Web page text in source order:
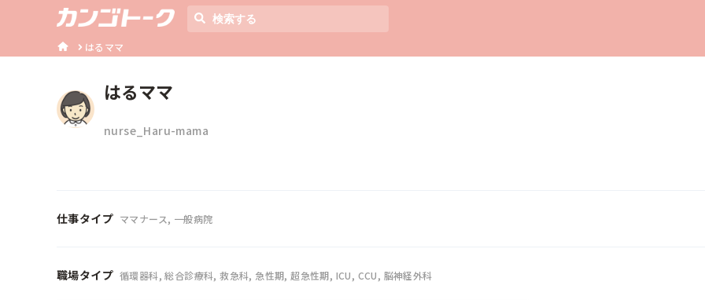
はるママ
はるママ
nurse_Haru-mama
仕事タイプ ママナース, 一般病院
職場タイプ 循環器科, 総合診療科, 救急科, 急性期, 超急性期, ICU, CCU, 脳神経外科